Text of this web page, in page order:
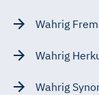
Wahrig
Wahrig
Wahrig